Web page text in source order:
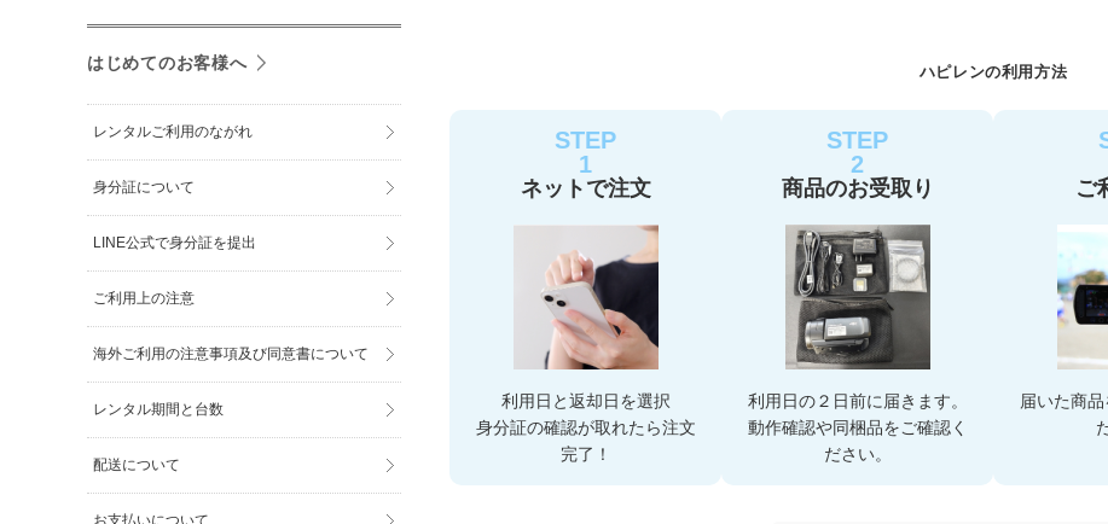
ハピレンの利用方法
STEP
1
ネットで注文
利用日と返却日を選択
身分証の確認が取れたら注文
完了！
STEP
2
商品のお受取り
利用日の２日前に届きます。
動作確認や同梱品をご確認く
ださい。
ご
届いた商品
はじめてのお客様へ
レンタルご利用のながれ
身分証について
LINE公式で身分証を提出
ご利用上の注意
海外ご利用の注意事項及び同意書について
レンタル期間と台数
配送について
お支払いについて